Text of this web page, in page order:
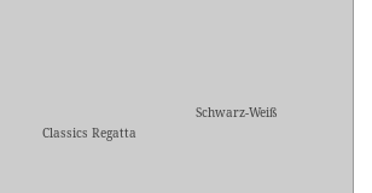
Classics Regatta
Schwarz-Weiß